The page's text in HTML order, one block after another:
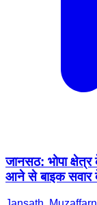
जानसठ: भोपा
आने से बाइक सवार